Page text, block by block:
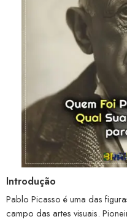
Introdução
Pablo Picasso é uma das
campo das artes visuais.